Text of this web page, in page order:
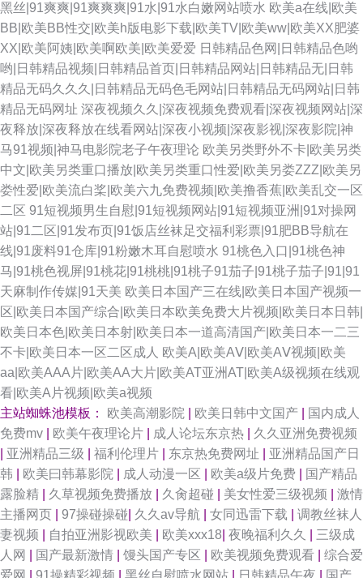
黑丝|91爽爽|91爽爽爽|91水|91水白嫩网站喷水 欧美a在线|欧美
BB|欧美BB性交|欧美h版电影下载|欧美TV|欧美ww|欧美XX肥婆
XX|欧美阿姨|欧美啊欧美|欧美爱爱 日韩精品色网|日韩精品色哟
哟|日韩精品视频|日韩精品首页|日韩精品网站|日韩精品无|日韩
精品无码久久久|日韩精品无码色毛网站|日韩精品无码网站|日韩
精品无码网址 深夜视频久久|深夜视频免费观看|深夜视频网站|深
夜释放|深夜释放在线看网站|深夜小视频|深夜影视|深夜影院|神
马91视频|神马电影院老子午夜理论 欧美另类野外不卡|欧美另类
中文|欧美另类重口播放|欧美另类重口性爱|欧美另娄ZZZ|欧美另
娄性爱|欧美流白桨|欧美六九免费视频|欧美撸香蕉|欧美乱交一区
二区 91短视频男生自慰|91短视频网站|91短视频亚洲|91对操网
站|91二区|91发布页|91饭店丝袜足交福利彩票|91肥BB导航在
线|91废料91仓库|91粉嫩木耳自慰喷水 91桃色入口|91桃色神
马|91桃色视屏|91桃花|91桃桃|91桃子91茄子|91桃子茄子|91|91
天麻制作传媒|91天美 欧美日本国产三在线|欧美日本国产视频一
区|欧美日本国产综合|欧美日本欧美免费大片视频|欧美日本日韩|
欧美日本色|欧美日本射|欧美日本一道高清国产|欧美日本一二三
不卡|欧美日本一区二区成人 欧美A|欧美AⅤ|欧美AⅤ视频|欧美
aa|欧美AAA片|欧美AA大片|欧美AT亚洲AT|欧美A级视频在线观
看|欧美A片视频|欧美a视频
主站蜘蛛池模板： 欧美高潮影院 欧美日韩中文国产
国内成人
免费mv
欧美午夜理论片 成人论坛东京热
久久亚洲免费视频
亚洲精品三级 福利伦理片 东京热免费网址
亚洲精品国产日
韩
欧美曰韩幕影院 成人动漫一区 欧美a级片免费
国产精品
露脸精
久草视频免费播放 久肏超碰 美女性爱三级视频
激情
主播网页
97操碰操碰 久久av导航 女同迅雷下载
调教丝袜人
妻视频
自拍亚洲影视欧美 欧美xxx18 夜晚福利久久
三级成
人网
国产最新激情 馒头国产专区 欧美视频免费观看
综合爱
爱网
91操精彩视频 黑丝自慰喷水网站 日韩精品午夜 国产